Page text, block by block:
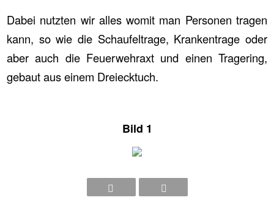
Dabei nutzten wir alles womit man Personen tragen
kann, so wie die Schaufeltrage, Krankentrage oder
aber auch die Feuerwehraxt und einen Tragering,
gebaut aus einem Dreiecktuch.
Bild 1